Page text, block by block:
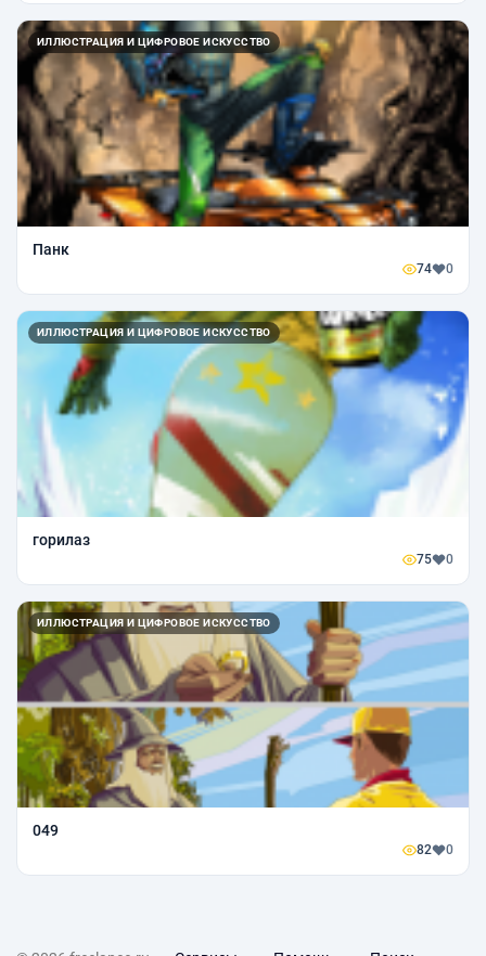
ИЛЛЮСТРАЦИЯ И ЦИФРОВОЕ ИСКУССТВО
Панк
74 0
ИЛЛЮСТРАЦИЯ И ЦИФРОВОЕ ИСКУССТВО
горилаз
75 0
ИЛЛЮСТРАЦИЯ И ЦИФРОВОЕ ИСКУССТВО
049
82 0